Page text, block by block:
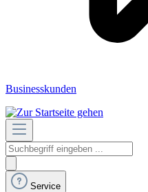
Businesskunden
Service